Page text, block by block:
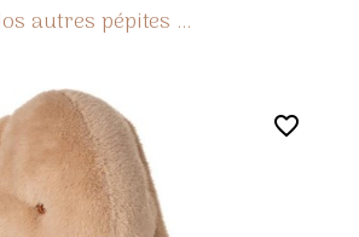
favorite_border